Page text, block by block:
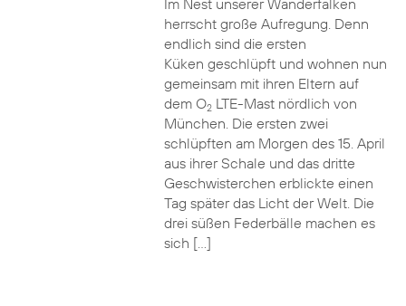
Im Nest unserer Wanderfalken
herrscht große Aufregung. Denn
endlich sind die ersten
Küken geschlüpft und wohnen nun
gemeinsam mit ihren Eltern auf
dem O2LTE-Mast nördlich von
München. Die ersten zwei
schlüpften am Morgen des 15. April
aus ihrer Schale und das dritte
Geschwisterchen erblickte einen
Tag später das Licht der Welt. Die
drei süßen Federbälle machen es
sich […]